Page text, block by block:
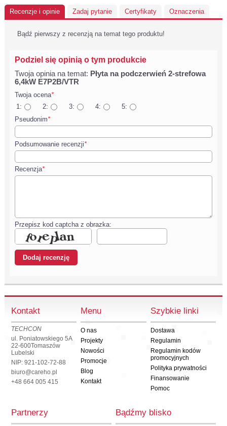
Recenzje i opinie Zadaj pytanie Certyfikaty Oznaczenia
Bądź pierwszy z recenzją na temat tego produktu!
Podziel się opinią o tym produkcie
Twoja opinia na temat: Płyta na podczerwień 2-strefowa
6,4kW E7P2B/VTR
Twoja ocena*
1:
2: 3: 4:
5:
Pseudonim*
Podsumowanie recenzji*
Recenzja*
Przepisz kod captcha z obrazka:
Kontakt
TECHCON
ul. Poniatowskiego 5A
22-600Tomaszów
Lubelski
NIP: 921-102-72-88
biuro@careho.pl
+48 664 005 415
Menu
O nas
Projekty
Nowości
Promocje
Blog
Kontakt
Szybkie linki
Dostawa
Regulamin
Regulamin kodów
promocyjnych
Polityka prywatności
Finansowanie
Pomoc
Partnerzy Bądźmy blisko